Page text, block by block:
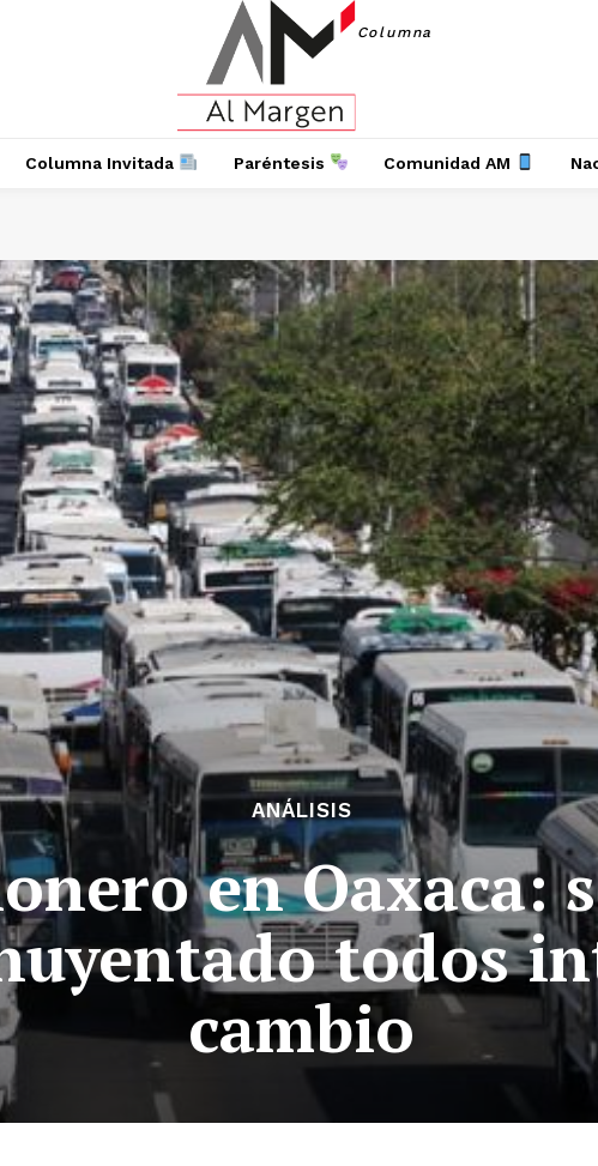
Columna
Columna Invitada Paréntesis Comunidad AM
ANÁLISIS
en Oaxaca:
todos
cambio